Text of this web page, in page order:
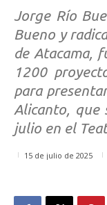
Jorge Río
Bueno y
de Atacama,
1200
para
Alicanto, que
julio en el
15 de julio de 2025